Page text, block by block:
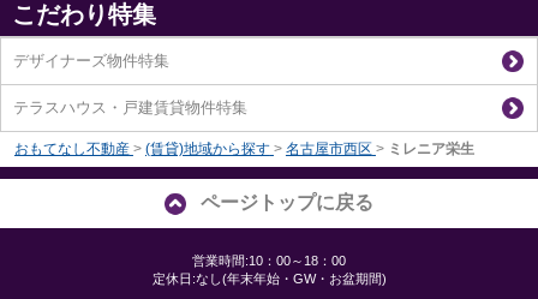
こだわり特集
デザイナーズ物件特集
テラスハウス・戸建賃貸物件特集
おもてなし不動産 > (賃貸)地域から探す > 名古屋市西区 > ミレニア栄生
ページトップに戻る
営業時間:10：00～18：00
定休日:なし(年末年始・GW・お盆期間)